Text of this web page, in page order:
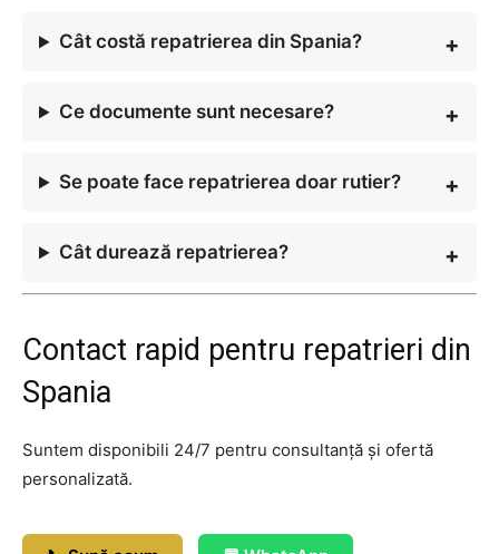
Cât costă repatrierea din Spania?
Ce documente sunt necesare?
Se poate face repatrierea doar rutier?
Cât durează repatrierea?
Contact rapid pentru repatrieri din
Spania
Suntem disponibili 24/7 pentru consultanță și ofertă
personalizată.